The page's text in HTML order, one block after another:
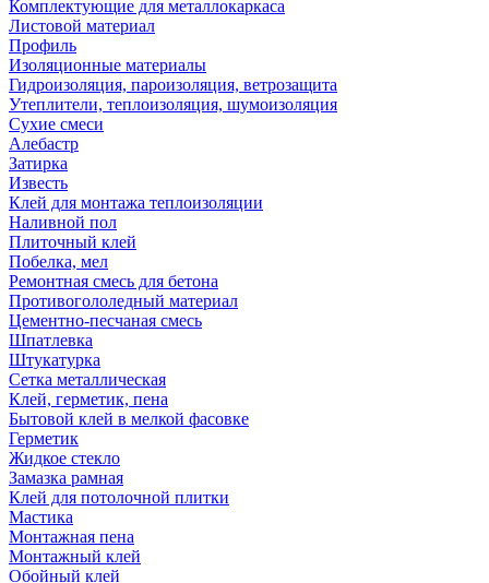
Комплектующие для металлокаркаса
Листовой материал
Профиль
Изоляционные материалы
Гидроизоляция, пароизоляция, ветрозащита
Утеплители, теплоизоляция, шумоизоляция
Сухие смеси
Алебастр
Затирка
Известь
Клей для монтажа теплоизоляции
Наливной пол
Плиточный клей
Побелка, мел
Ремонтная смесь для бетона
Противогололедный материал
Цементно-песчаная смесь
Шпатлевка
Штукатурка
Сетка металлическая
Клей, герметик, пена
Бытовой клей в мелкой фасовке
Герметик
Жидкое стекло
Замазка рамная
Клей для потолочной плитки
Мастика
Монтажная пена
Монтажный клей
Обойный клей